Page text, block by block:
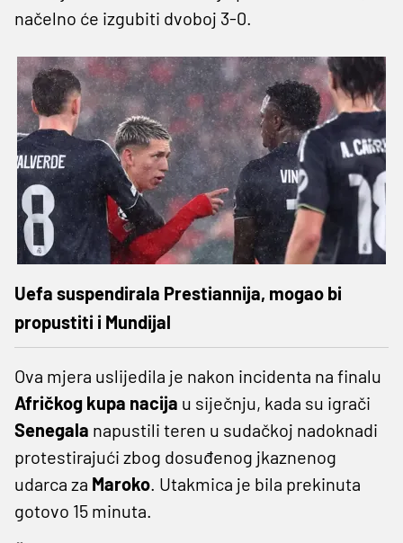
načelno će izgubiti dvoboj 3-0.
Uefa suspendirala Prestiannija, mogao bi
propustiti i Mundijal
Ova mjera uslijedila je nakon incidenta na finalu
Afričkog kupa nacija u siječnju, kada su igrači
Senegala napustili teren u sudačkoj nadoknadi
protestirajući zbog dosuđenog jkaznenog
udarca za Maroko. Utakmica je bila prekinuta
gotovo 15 minuta.